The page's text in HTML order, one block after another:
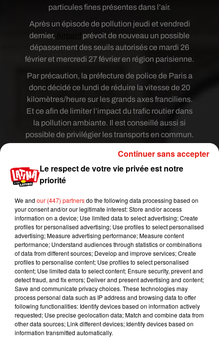
particules fines présentes dans l’air.
Après un épisode de pollution jeudi et vendredi
dernier,
prévoit de nouveau un possible
dépassement des seuils autorisés ce mardi 26
février et mercredi 27 février en région parisienne.
Par précaution, la préfecture de police de Paris a
donc décidé ce lundi de réduire la vitesse de 20
kilomètres/heure sur les grands axes franciliens.
Et ce afin de limiter l’impact du trafic routier dans
la pollution ambiante. Il est conseillé aussi si
possible de privilégier les transports en commun.
#pollutionaux particules
vendredi sont maintenues pour la journée du
lundi 25 février.
franciliens de suivre ses recommandations.
Consultez le communiqué de presse
https://t.co/awqPQpcTem
pic.twitter.com/nBGy3GcriH
— Préfecture de police (@prefpolice) 24 février
2019
Et justement du côté de la SNCF, à noter qu’est
actuellement en test un système capable
d’aspirer les particules fines au moment du
freinage des trains. Les premières rames
équipées pourraient circuler avant la fin de
l’année sur le RER C.
Le respect de votre vie privée est notre
priorité
We and our (447) partnersdo the following data processing based on
your consent and/or our legitimate interest: Store and/or access
information on a device; Use limited data to select advertising; Create
profiles for personalised advertising; Use profiles to select personalised
advertising; Measure advertising performance; Measure content
performance; Understand audiences through statistics or combinations
of data from different sources; Develop and improve services; Create
profiles to personalise content; Use profiles to select personalised
content; Use limited data to select content; Ensure security, prevent and
detect fraud, and fix errors; Deliver and present advertising and content;
Save and communicate privacy choices. These technologies may
process personal data such as IP address and browsing data to offer
following functionalities: Identify devices based on information actively
requested; Use precise geolocation data; Match and combine data from
other data sources; Link different devices; Identify devices based on
information transmitted automatically.
Continuer sans accepter